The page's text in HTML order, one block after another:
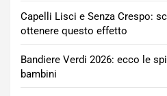
Capelli Lisci e Senza Crespo:
ottenere questo effetto
Bandiere Verdi 2026: ecco le
bambini